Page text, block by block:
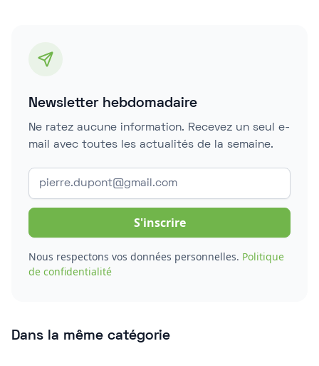
Newsletter hebdomadaire
Ne ratez aucune information. Recevez un seul e-
mail avec toutes les actualités de la semaine.
Nous respectons vos données personnelles. Politique
de confidentialité
Dans la même catégorie